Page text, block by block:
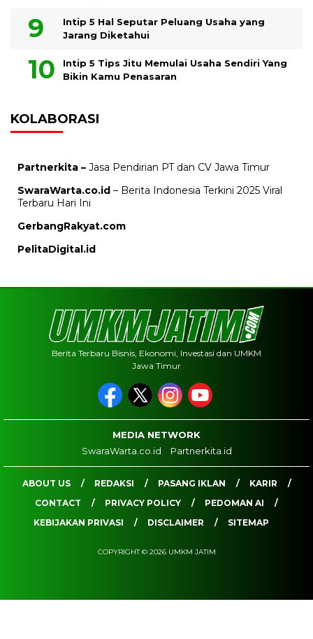
Intip 5 Hal Seputar Peluang Usaha yang
Jarang Diketahui
Intip 5 Tips Jitu Memulai Usaha Sendiri Yang
Bikin Kamu Penasaran
KOLABORASI
Partnerkita – Jasa Pendirian PT dan CV Jawa Timur
SwaraWarta.co.id – Berita Indonesia Terkini 2025 Viral
Terbaru Hari Ini
GerbangRakyat.com
PelitaDigital.id
Berita Terbaru Bisnis, Ekonomi, Investasi dan UMKM
Jawa Timur
MEDIA NETWORK
SwaraWarta.co.id
Partnerkita.id
ABOUT US REDAKSI PASANG IKLAN
KARIR
CONTACT
PRIVACY POLICY
PEDOMAN AI
KEBIJAKAN PRIVASI
DISCLAIMER SITEMAP
COPYRIGHT © 2026 UMKM JATIM